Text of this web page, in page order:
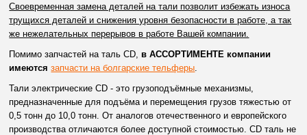
Своевременная замена деталей на тали позволит избежать износа
трущихся деталей и снижения уровня безопасности в работе, а так
же нежелательных перерывов в работе Вашей компании.
Помимо запчастей на таль CD, в АССОРТИМЕНТЕ компании
имеются запчасти на болгарские тельферы
Тали электрические CD - это грузоподъёмные механизмы,
предназначенные для подъёма и перемещения грузов тяжестью от
0,5 тонн до 10,0 тонн. От аналогов отечественного и европейского
производства отличаются более доступной стоимостью. CD таль не